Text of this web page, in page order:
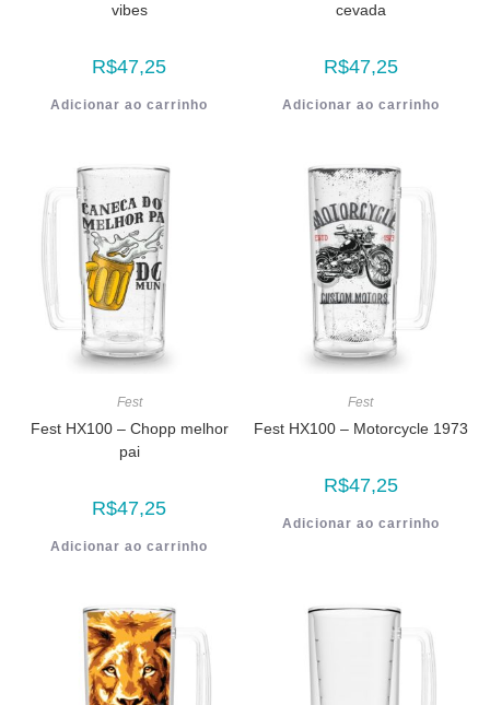
vibes
R$47,25
Adicionar ao carrinho
cevada
R$47,25
Adicionar ao carrinho
Fest
Fest HX100 – Chopp melhor
pai
R$47,25
Adicionar ao carrinho
Fest
Fest HX100 – Motorcycle 1973
R$47,25
Adicionar ao carrinho